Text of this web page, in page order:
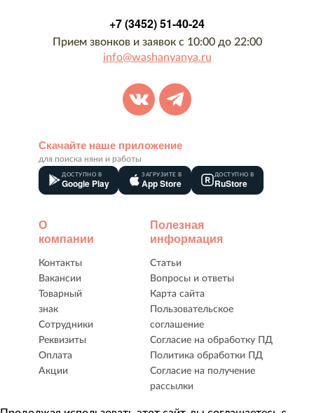
+7 (3452) 51-40-24
Прием звонков и заявок с 10:00 до 22:00
info@washanyanya.ru
Скачайте наше приложение
для поиска няни и работы
ДОСТУПНО В
Google Play
ЗАГРУЗИТЕ В
App Store
ДОСТУПНО В
RuStore
О
компании
Контакты
Вакансии
Товарный
знак
Сотрудники
Реквизиты
Оплата
Акции
Полезная
информация
Статьи
Вопросы и ответы
Карта сайта
Пользовательское
соглашение
Согласие на обработку ПД
Политика обработки ПД
Согласие на получение
рассылки